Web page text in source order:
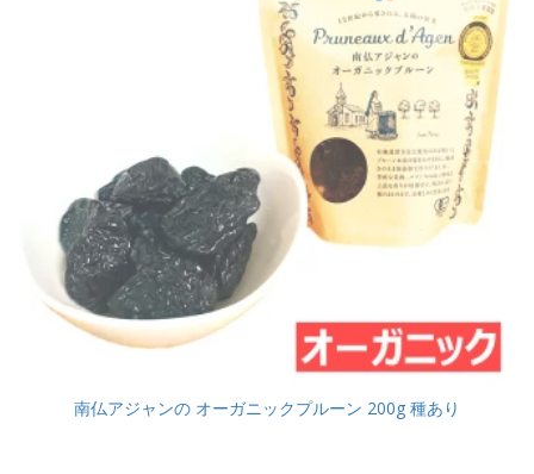
南仏アジャンの オーガニックプルーン 200g 種あり